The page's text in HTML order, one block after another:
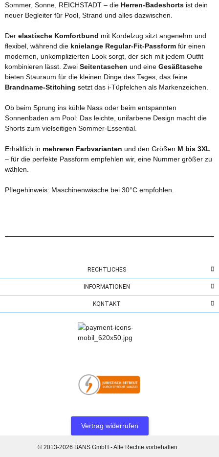
Sommer, Sonne, REICHSTADT – die Herren-Badeshorts ist dein
neuer Begleiter für Pool, Strand und alles dazwischen.
Der elastische Komfortbund mit Kordelzug sitzt angenehm und
flexibel, während die knielange Regular-Fit-Passform für einen
modernen, unkomplizierten Look sorgt, der sich mit jedem Outfit
kombinieren lässt. Zwei Seitentaschen und eine Gesäßtasche
bieten Stauraum für die kleinen Dinge des Tages, das feine
Brandname-Stitching setzt das i-Tüpfelchen als Markenzeichen.
Ob beim Sprung ins kühle Nass oder beim entspannten
Sonnenbaden am Pool: Das leichte, unifarbene Design macht die
Shorts zum vielseitigen Sommer-Essential.
Erhältlich in mehreren Farbvarianten und den Größen M bis 3XL
– für die perfekte Passform empfehlen wir, eine Nummer größer zu
wählen.
Pflegehinweis: Maschinenwäsche bei 30°C empfohlen.
RECHTLICHES
INFORMATIONEN
KONTAKT
Vertrag widerrufen
© 2013-2026 BANS GmbH - Alle Rechte vorbehalten